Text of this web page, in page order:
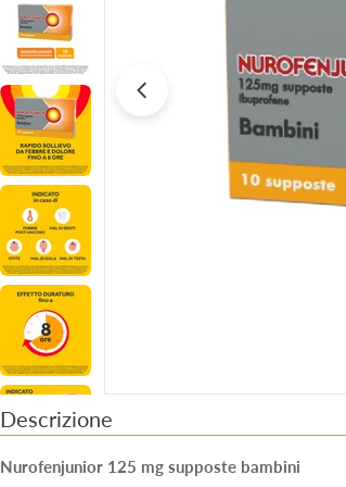
Apri supporto 0 in modalità modale
Descrizione
Nurofenjunior 125 mg supposte bambini